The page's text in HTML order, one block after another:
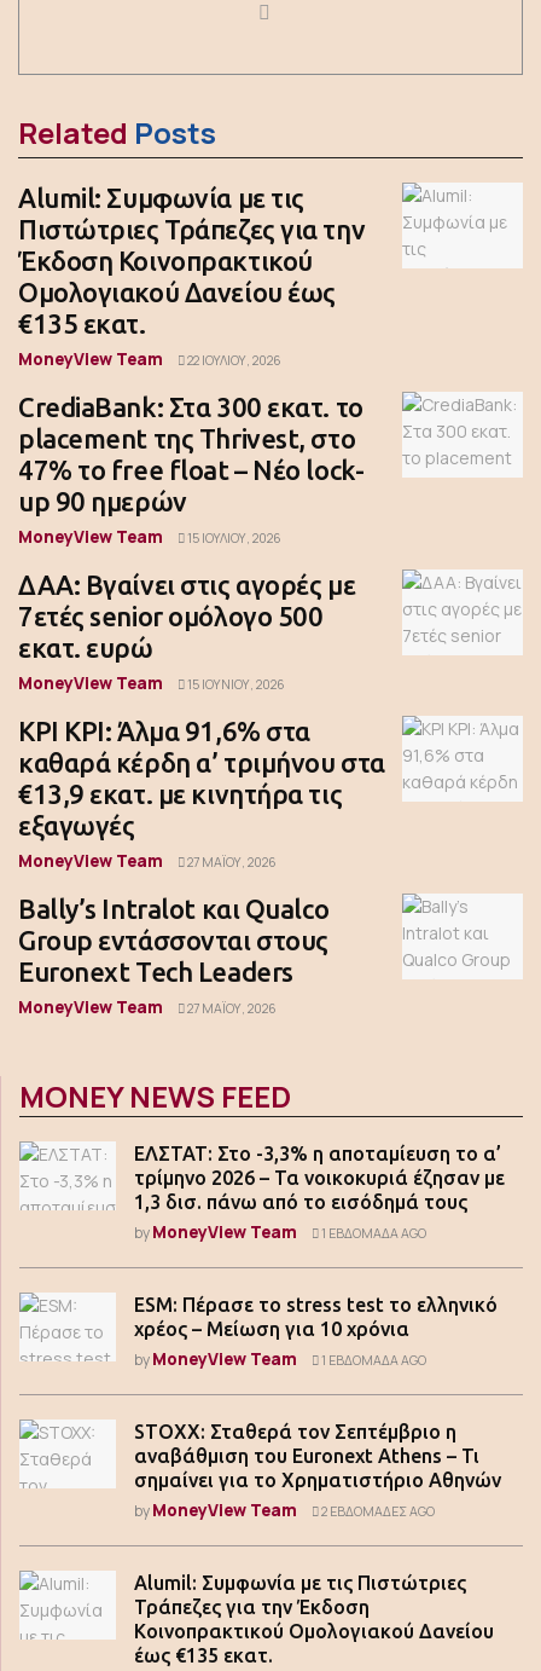
Related Posts
Alumil: Συμφωνία με τις
Πιστώτριες Τράπεζες για την
Έκδοση Κοινοπρακτικού
Ομολογιακού Δανείου έως
€135 εκατ.
MoneyView Team 22 ΙΟΥΛΊΟΥ, 2026
CrediaBank: Στα 300 εκατ. το
placement της Thrivest, στο
47% το free float – Νέο lock-
up 90 ημερών
MoneyView Team 15 ΙΟΥΛΊΟΥ, 2026
ΔΑΑ: Βγαίνει στις αγορές με
7ετές senior ομόλογο 500
εκατ. ευρώ
MoneyView Team 15 ΙΟΥΝΊΟΥ, 2026
ΚΡΙ ΚΡΙ: Άλμα 91,6% στα
καθαρά κέρδη α’ τριμήνου στα
€13,9 εκατ. με κινητήρα τις
εξαγωγές
MoneyView Team 27 ΜΑΪ́ΟΥ, 2026
Bally’s Intralot και Qualco
Group εντάσσονται στους
Euronext Tech Leaders
MoneyView Team 27 ΜΑΪ́ΟΥ, 2026
MONEY NEWS FEED
ΕΛΣΤΑΤ: Στο -3,3% η αποταμίευση το α’
τρίμηνο 2026 – Τα νοικοκυριά έζησαν με
1,3 δισ. πάνω από το εισόδημά τους
byMoneyView Team 1 ΕΒΔΟΜΆΔΑ AGO
ESM: Πέρασε το stress test το ελληνικό
χρέος – Μείωση για 10 χρόνια
byMoneyView Team 1 ΕΒΔΟΜΆΔΑ AGO
STOXX: Σταθερά τον Σεπτέμβριο η
αναβάθμιση του Euronext Athens – Τι
σημαίνει για το Χρηματιστήριο Αθηνών
byMoneyView Team 2 ΕΒΔΟΜΆΔΕΣ AGO
Alumil: Συμφωνία με τις Πιστώτριες
Τράπεζες για την Έκδοση
Κοινοπρακτικού Ομολογιακού Δανείου
έως €135 εκατ.